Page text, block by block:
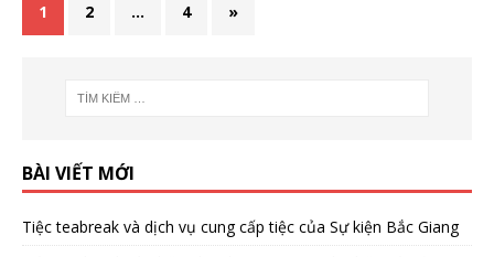
1 2 … 4 »
BÀI VIẾT MỚI
Tiệc teabreak và dịch vụ cung cấp tiệc của Sự kiện Bắc Giang